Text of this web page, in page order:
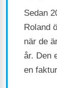
Sedan
Roland
när de
år. Den
en